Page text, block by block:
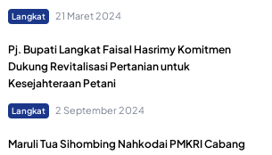
Langkat 21 Maret 2024
Pj. Bupati Langkat Faisal Hasrimy Komitmen
Dukung Revitalisasi Pertanian untuk
Kesejahteraan Petani
Langkat 2 September 2024
Maruli Tua Sihombing Nahkodai PMKRI Cabang